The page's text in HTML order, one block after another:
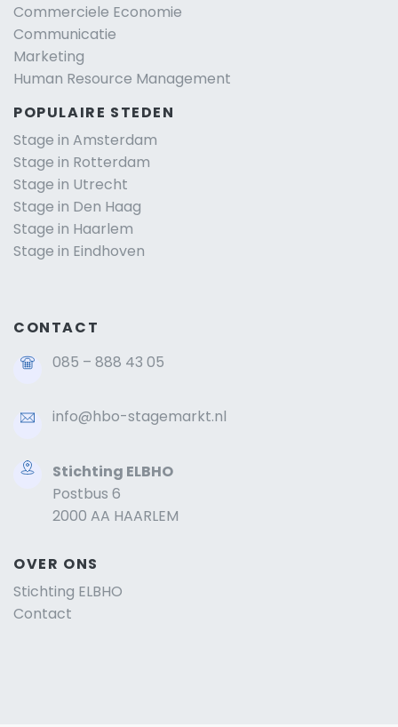
Commerciele Economie
Communicatie
Marketing
Human Resource Management
POPULAIRE STEDEN
Stage in Amsterdam
Stage in Rotterdam
Stage in Utrecht
Stage in Den Haag
Stage in Haarlem
Stage in Eindhoven
CONTACT
085 – 888 43 05
info@hbo-stagemarkt.nl
Stichting ELBHO
Postbus 6
2000 AA HAARLEM
OVER ONS
Stichting ELBHO
Contact